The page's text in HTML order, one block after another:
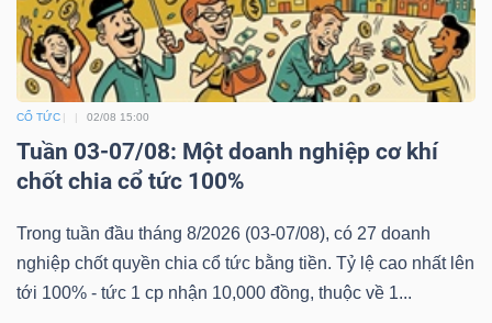
CỔ TỨC 02/08 15:00
Tuần 03-07/08: Một doanh nghiệp cơ khí
chốt chia cổ tức 100%
Trong tuần đầu tháng 8/2026 (03-07/08), có 27 doanh
nghiệp chốt quyền chia cổ tức bằng tiền. Tỷ lệ cao nhất lên
tới 100% - tức 1 cp nhận 10,000 đồng, thuộc về 1...
tác
giả
(-)
Báo
cáo
tích
(-)